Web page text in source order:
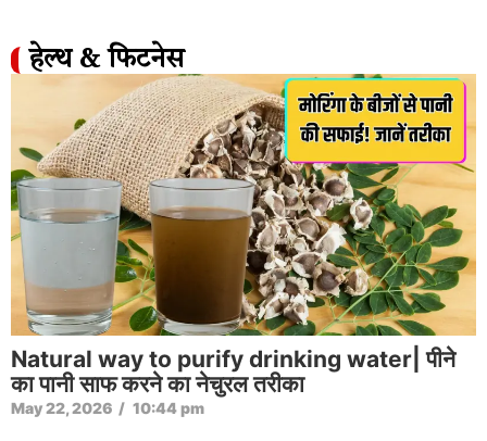
हेल्थ & फिटनेस
Natural way to purify drinking water| पीने
का पानी साफ करने का नेचुरल तरीका
May 22, 2026 / 10:44 pm